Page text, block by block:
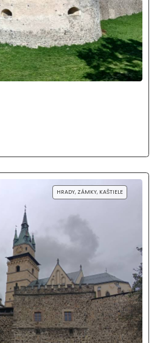
HRADY, ZÁMKY, KAŠTIELE